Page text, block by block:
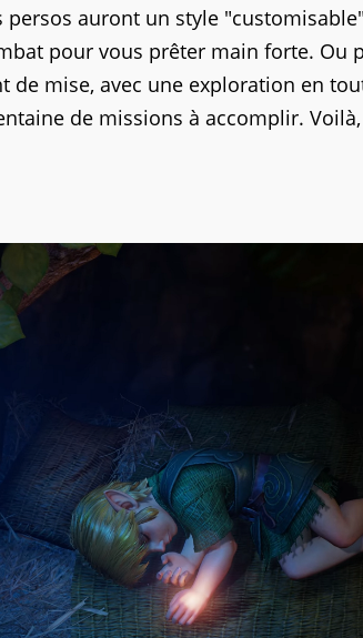
persos auront un style
pour vous prêter main forte. Ou
de mise, avec une exploration en
de missions à accomplir.